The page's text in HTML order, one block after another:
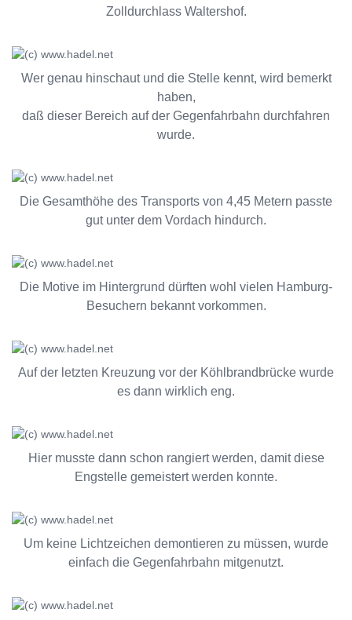
Zolldurchlass Waltershof.
Wer genau hinschaut und die Stelle kennt, wird bemerkt
haben,
daß dieser Bereich auf der Gegenfahrbahn durchfahren
wurde.
Die Gesamthöhe des Transports von 4,45 Metern passte
gut unter dem Vordach hindurch.
Die Motive im Hintergrund dürften wohl vielen Hamburg-
Besuchern bekannt vorkommen.
Auf der letzten Kreuzung vor der Köhlbrandbrücke wurde
es dann wirklich eng.
Hier musste dann schon rangiert werden, damit diese
Engstelle gemeistert werden konnte.
Um keine Lichtzeichen demontieren zu müssen, wurde
einfach die Gegenfahrbahn mitgenutzt.